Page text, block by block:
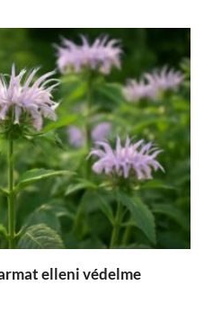
elleni védelme